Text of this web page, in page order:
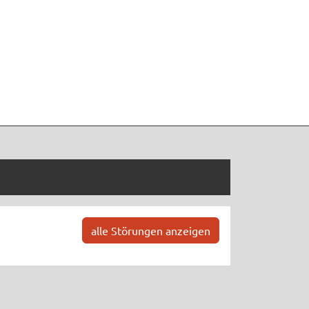
alle Störungen anzeigen